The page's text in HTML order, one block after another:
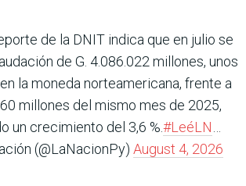
de la DNIT indica que en julio se
de G. 4.086.022 millones, unos
la moneda norteamericana, frente a
millones del mismo mes de 2025,
un crecimiento del 3,6 %.#LeéLN
(@LaNacionPy) August 4, 2026